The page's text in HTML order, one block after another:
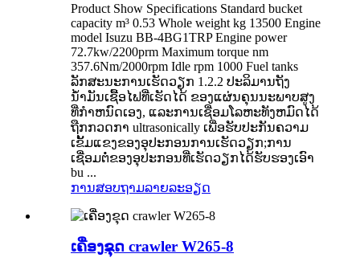
Product Show Specifications Standard bucket
capacity m³ 0.53 Whole weight kg 13500 Engine
model Isuzu BB-4BG1TRP Engine power
72.7kw/2200prm Maximum torque nm
357.6Nm/2000rpm Idle rpm 1000 Fuel tanks
ລັກສະນະການເຮັດວຽກ 1.2.2 ປະລິມານຖັງ
ນໍ້າມັນເຊື້ອໄຟທີ່ເຮັດໄດ້ ຂອງແຜ່ນຄຸນນະພາບສູງ
ທີ່ກໍາຫນົດເອງ, ແລະການເຊື່ອມໂລຫະທັງຫມົດໄດ້
ຖືກກວດກາ ultrasonically ເພື່ອຮັບປະກັນຄວາມ
ເຂັ້ມແຂງຂອງອຸປະກອນການເຮັດວຽກ;ການ
ເຊື່ອມຕໍ່ຂອງອຸປະກອນທີ່ເຮັດວຽກໄດ້ຮັບຮອງເອົາ
bu ...
ການສອບຖາມລາຍລະອຽດ
ເຄື່ອງຂຸດ crawler W265-8